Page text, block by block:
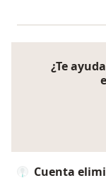
¿Te
Cuenta